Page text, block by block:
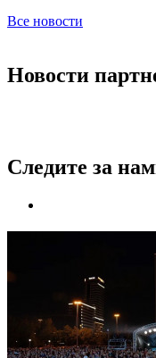
Все новости
Новости
Следите за